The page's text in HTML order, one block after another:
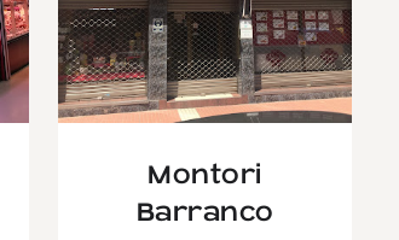
Montori
Barranco